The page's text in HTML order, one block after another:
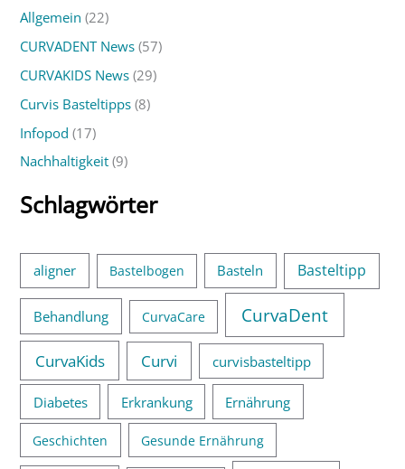
e
n
n
a
c
Allgemein (22)
CURVADENT News (57)
CURVAKIDS News (29)
Curvis Basteltipps (8)
Infopod (17)
Nachhaltigkeit (9)
Schlagwörter
aligner Bastelbogen Basteln Basteltipp
Behandlung CurvaCare CurvaDent
CurvaKids Curvi curvisbasteltipp
Diabetes Erkrankung Ernährung
Geschichten Gesunde Ernährung